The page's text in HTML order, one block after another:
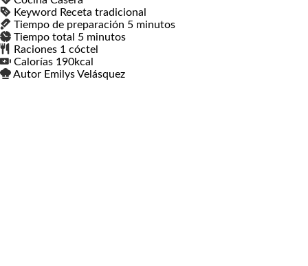
Keyword Receta tradicional
Tiempo de preparación 5 minutos
minutos
Tiempo total 5 minutos
minutos
Raciones 1 cóctel
Calorías 190kcal
Autor Emilys Velásquez